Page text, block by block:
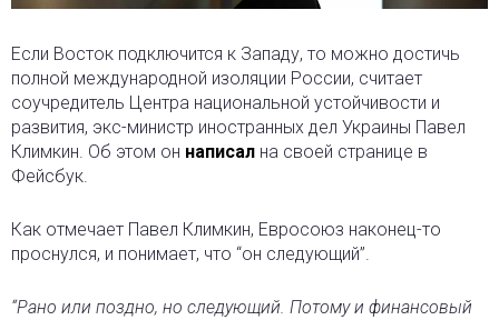
Если Восток подключится к Западу, то можно достичь
полной международной изоляции России, считает
соучредитель Центра национальной устойчивости и
развития, экс-министр иностранных дел Украины Павел
Климкин. Об этом он написал на своей странице в
Фейсбук.
Как отмечает Павел Климкин, Евросоюз наконец-то
проснулся, и понимает, что “он следующий”.
“Рано или поздно, но следующий. Потому и финансовый